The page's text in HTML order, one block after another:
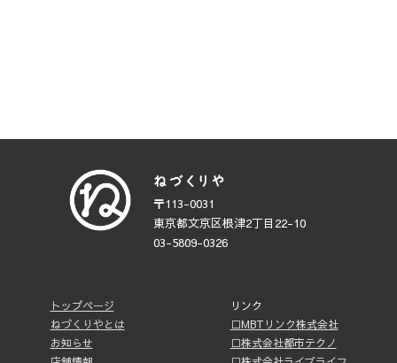
〒113-0031
東京都文京区根津2丁目22-10
03-5809-0326
トップページ
ねづくりやとは
お知らせ
リンク
□MBTリンク株式会社
□株式会社都市テクノ